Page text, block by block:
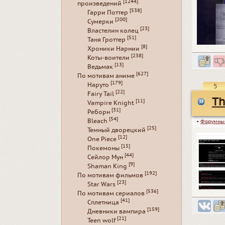
5
▪
произведений [1244]
Гарри Поттер [538]
Сумерки [200]
Властелин колец [23]
Таня Гроттер [51]
Хроники Нарнии [8]
Коты-воители [238]
Ведьмак [13]
По мотивам аниме [627]
Наруто [179]
Fairy Tail [22]
Vampire Knight [11]
Реборн [31]
Bleach [54]
Темный дворецкий [25]
One Piece [12]
Покемоны [15]
Сейлор Мун [44]
Shaman King [9]
По мотивам фильмов [192]
Star Wars [23]
По мотивам сериалов [536]
Сплетница [41]
Дневники вампира [159]
Teen wolf [21]